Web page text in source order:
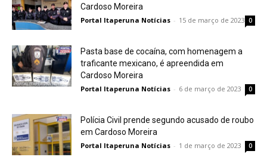
Cardoso Moreira
Portal Itaperuna Notícias - 15 de março de 2023 0
Pasta base de cocaína, com homenagem a
traficante mexicano, é apreendida em
Cardoso Moreira
Portal Itaperuna Notícias - 6 de março de 2023 0
Polícia Civil prende segundo acusado de roubo
em Cardoso Moreira
Portal Itaperuna Notícias - 1 de março de 2023 0